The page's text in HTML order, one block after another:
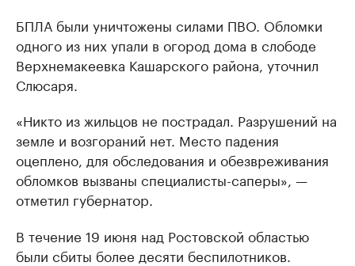
БПЛА были уничтожены силами ПВО. Обломки
одного из них упали в огород дома в слободе
Верхнемакеевка Кашарского района, уточнил
Слюсаря.
«Никто из жильцов не пострадал. Разрушений на
земле и возгораний нет. Место падения
оцеплено, для обследования и обезвреживания
обломков вызваны специалисты-саперы», —
отметил губернатор.
В течение 19 июня над Ростовской областью
были сбиты более десяти беспилотников.